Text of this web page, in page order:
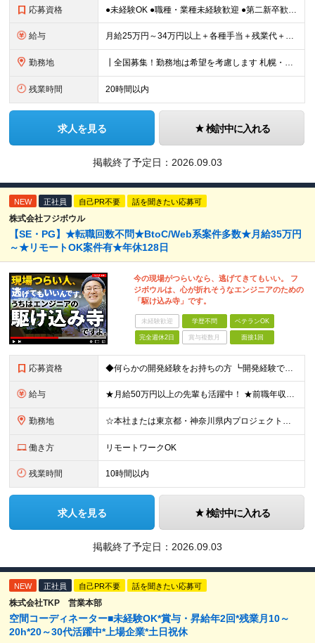
応募資格 ●未経験OK ●職種・業種未経験歓迎 ●第二新卒歓迎 ●学歴不問 ＜こんな方におすすめ！＞ ◎ホテル・アパレル・携帯販売など接客経験を活かしたい ◎「今の会社、この先が見えない」と感じている ◎上場
給与 月給25万円～34万円以上＋各種手当＋残業代＋賞与年2回（昨年度2～4ヶ月分） 初年度想定年収：350万円～ ＜クラス・経験別の月給目安＞ ■メンバークラス：月給25万円以上 ■店長やSVなどのマネ
勤務地 ┃全国募集！勤務地は希望を考慮します 札幌・仙台・東京・横浜・静岡・名古屋・大阪・京都・広島・福岡 募集 ※上記のほか、全国に拠点あり ※キャリアアップやキャリアシフトに伴う転勤も一部ありますが、基
残業時間 20時間以内
求人を見る 検討中に入れる
掲載終了予定日： 2026.09.03
NEW 正社員 自己PR不要 話を聞きたい応募可
株式会社フジボウル
【SE・PG】★転職回数不問★BtoC/Web系案件多数★月給35万円
～★リモートOK案件有★年休128日
今の現場がつらいなら、逃げてきてもいい。 フ
ジボウルは、心が折れそうなエンジニアのための
「駆け込み寺」です。
未経験歓迎 学歴不問 ベテランOK
完全週休2日 賞与複数月 面接1回
応募資格 ◆何らかの開発経験をお持ちの方 ┗開発経験ではなく、運用・保守経験があるという方も、お気軽にご応募ください！ ┗ブランク・転職回数は不問です！ ┗ネガティブな応募理由も歓迎です！ ※学歴不問 ☆活か
給与 ★月給50万円以上の先輩も活躍中！ ★前職年収から80万円以上UP保証 月給35万円～ ※月給には固定残業代を含む(月20時間分/2万6000円～/超過分別途支給） ※残業がなくても上記支給(基本残
勤務地 ☆本社または東京都・神奈川県内プロジェクト先での勤務となります ☆リモートワークOKの案件も多数あります(応相談) ☆転居を伴う転勤はありません ☆九州地方、北陸地方、北海道からの転職者も多数在籍！/
働き方 リモートワークOK
残業時間 10時間以内
求人を見る 検討中に入れる
掲載終了予定日： 2026.09.03
NEW 正社員 自己PR不要 話を聞きたい応募可
株式会社TKP 営業本部
空間コーディネーター■未経験OK*賞与・昇給年2回*残業月10～
20h*20～30代活躍中*上場企業*土日祝休